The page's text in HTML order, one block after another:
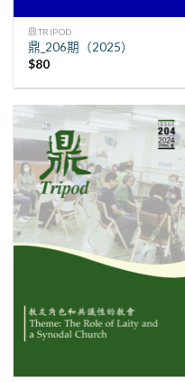
鼎TRIPOD
鼎_206期（2025）
$80